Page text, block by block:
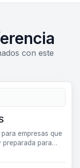
con este
empresas que
preparada para